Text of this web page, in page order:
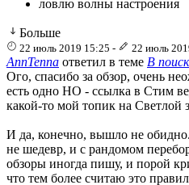
ловлю волны настроения
Больше
22 июль 2019 15:25 - 22 июль
AnnTenna ответил в теме В
Ого, спасибо за обзор, очень
есть одно НО - ссылка в Стим
какой-то мой топик на Светлой
И да, конечно, вышло не
не шедевр, и с рандомом
обзоры иногда пишу, и порой
что тем более считаю это